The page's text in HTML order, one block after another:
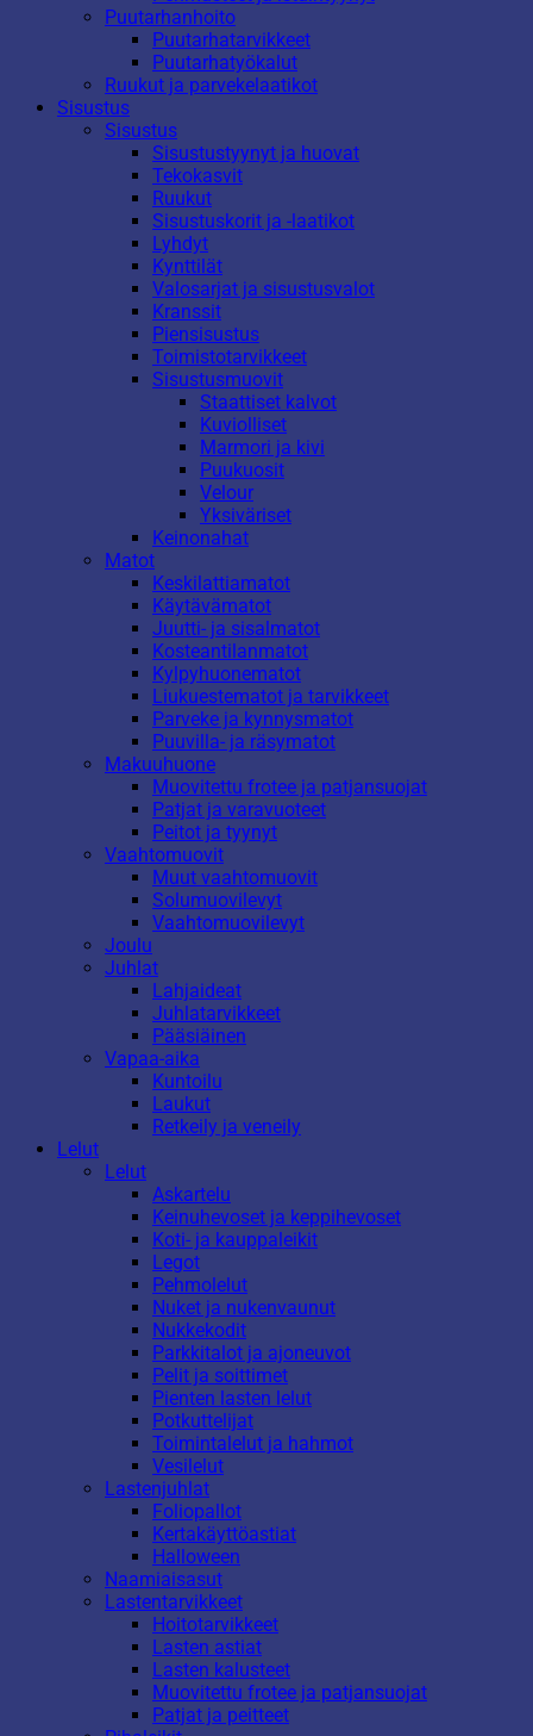
Puutarhanhoito
Puutarhatarvikkeet
Puutarhatyökalut
Ruukut ja parvekelaatikot
Sisustus
Sisustus
Sisustustyynyt ja huovat
Tekokasvit
Ruukut
Sisustuskorit ja -laatikot
Lyhdyt
Kynttilät
Valosarjat ja sisustusvalot
Kranssit
Piensisustus
Toimistotarvikkeet
Sisustusmuovit
Staattiset kalvot
Kuviolliset
Marmori ja kivi
Puukuosit
Velour
Yksiväriset
Keinonahat
Matot
Keskilattiamatot
Käytävämatot
Juutti- ja sisalmatot
Kosteantilanmatot
Kylpyhuonematot
Liukuestematot ja tarvikkeet
Parveke ja kynnysmatot
Puuvilla- ja räsymatot
Makuuhuone
Muovitettu frotee ja patjansuojat
Patjat ja varavuoteet
Peitot ja tyynyt
Vaahtomuovit
Muut vaahtomuovit
Solumuovilevyt
Vaahtomuovilevyt
Joulu
Juhlat
Lahjaideat
Juhlatarvikkeet
Pääsiäinen
Vapaa-aika
Kuntoilu
Laukut
Retkeily ja veneily
Lelut
Lelut
Askartelu
Keinuhevoset ja keppihevoset
Koti- ja kauppaleikit
Legot
Pehmolelut
Nuket ja nukenvaunut
Nukkekodit
Parkkitalot ja ajoneuvot
Pelit ja soittimet
Pienten lasten lelut
Potkuttelijat
Toimintalelut ja hahmot
Vesilelut
Lastenjuhlat
Foliopallot
Kertakäyttöastiat
Halloween
Naamiaisasut
Lastentarvikkeet
Hoitotarvikkeet
Lasten astiat
Lasten kalusteet
Muovitettu frotee ja patjansuojat
Patjat ja peitteet